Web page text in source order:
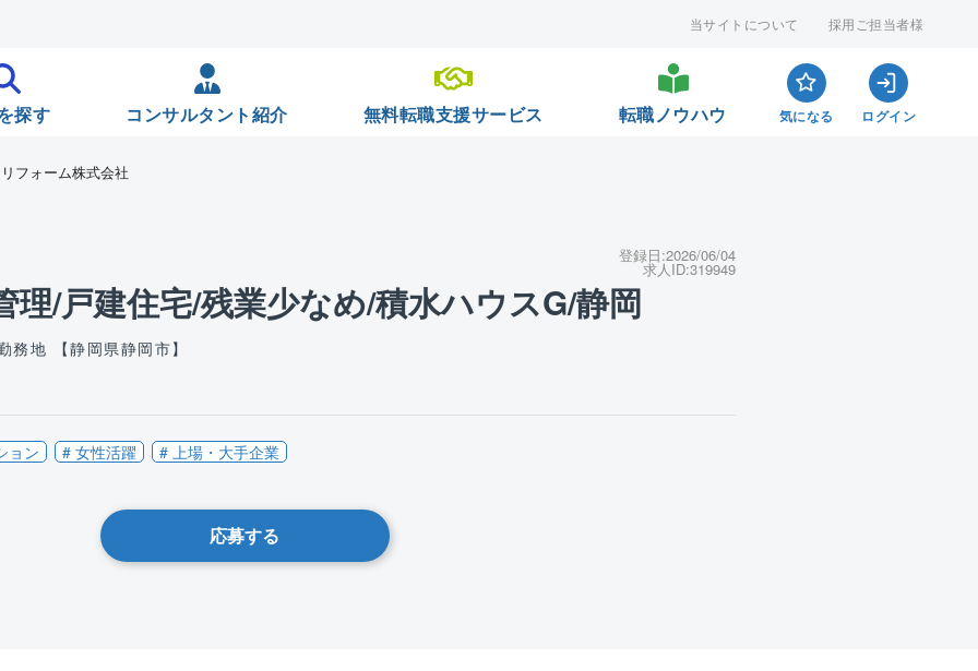
当サイトについて 採用ご担当者様
探す コンサルタント紹介 無料転職支援サービス 転職ノウハウ 気になる ログイン
登録日:2026/06/04
求人ID:319949
理/戸建住宅/残業少なめ/積水ハウスG/静岡
務地 【静岡県静岡市】
ョン # 女性活躍 # 上場・大手企業
応募する
フォーム株式会社